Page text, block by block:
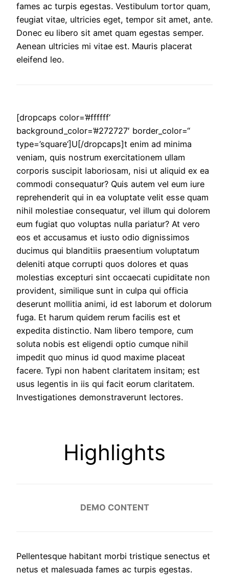
fames ac turpis egestas. Vestibulum tortor quam,
feugiat vitae, ultricies eget, tempor sit amet, ante.
Donec eu libero sit amet quam egestas semper.
Aenean ultricies mi vitae est. Mauris placerat
eleifend leo.
[dropcaps color=’#ffffff‘
background_color=’#272727′ border_color=“
type=’square‘]U[/dropcaps]t enim ad minima
veniam, quis nostrum exercitationem ullam
corporis suscipit laboriosam, nisi ut aliquid ex ea
commodi consequatur? Quis autem vel eum iure
reprehenderit qui in ea voluptate velit esse quam
nihil molestiae consequatur, vel illum qui dolorem
eum fugiat quo voluptas nulla pariatur? At vero
eos et accusamus et iusto odio dignissimos
ducimus qui blanditiis praesentium voluptatum
deleniti atque corrupti quos dolores et quas
molestias excepturi sint occaecati cupiditate non
provident, similique sunt in culpa qui officia
deserunt mollitia animi, id est laborum et dolorum
fuga. Et harum quidem rerum facilis est et
expedita distinctio. Nam libero tempore, cum
soluta nobis est eligendi optio cumque nihil
impedit quo minus id quod maxime placeat
facere. Typi non habent claritatem insitam; est
usus legentis in iis qui facit eorum claritatem.
Investigationes demonstraverunt lectores.
Highlights
DEMO CONTENT
Pellentesque habitant morbi tristique senectus et
netus et malesuada fames ac turpis egestas.